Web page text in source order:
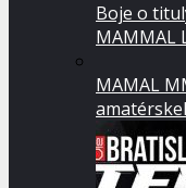
Boje o
MAMMAL
MAMAL